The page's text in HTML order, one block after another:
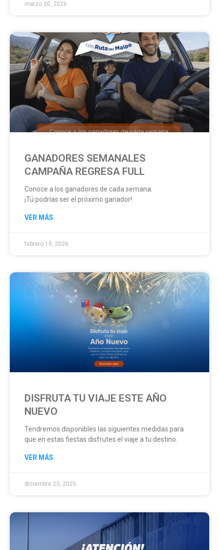
marzo 30, 2026
GANADORES SEMANALES
CAMPAÑA REGRESA FULL
Conoce a los ganadores de cada semana.
¡Tú podrías ser el próximo ganador!
VER MÁS
febrero 19, 2026
DISFRUTA TU VIAJE ESTE AÑO
NUEVO
Tendremos disponibles las siguientes medidas para
que en estas fiestas disfrutes el viaje a tu destino.
VER MÁS
diciembre 23, 2025